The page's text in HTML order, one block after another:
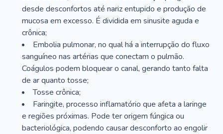
desde desconfortos até nariz entupido e produção de
mucosa em excesso. É dividida em sinusite aguda e
crônica;
Embolia pulmonar, no qual há a interrupção do fluxo
sanguíneo nas artérias que conectam o pulmão.
Coágulos podem bloquear o canal, gerando tanto falta
de ar quanto tosse;
Tosse crônica;
Faringite, processo inflamatório que afeta a laringe
e regiões próximas. Pode ter origem fúngica ou
bacteriológica, podendo causar desconforto ao engolir